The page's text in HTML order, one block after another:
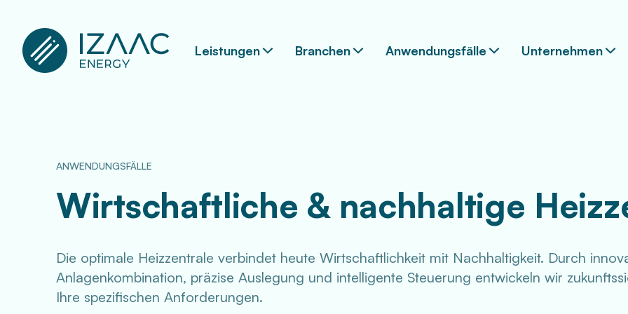
Leistungen Branchen Anwendungsfälle Unternehmen
ANWENDUNGSFÄLLE
Wirtschaftliche & nachhaltige
Die optimale Heizzentrale verbindet heute Wirtschaftlichkeit mit Nachhaltigkeit. Durch
Anlagenkombination, präzise Auslegung und intelligente Steuerung entwickeln wir
Ihre spezifischen Anforderungen.